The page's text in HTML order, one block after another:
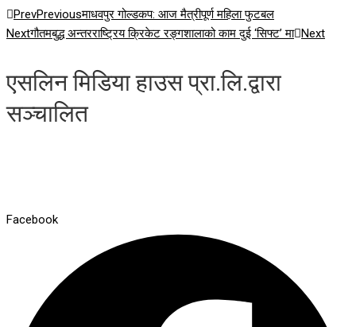
PrevPreviousमाधवपुर गोल्डकप: आज मैत्रीपूर्ण महिला फुटबल
Nextगौतमबुद्ध अन्तरराष्ट्रिय क्रिकेट रङ्गशालाको काम दुई ‘सिफ्ट’ मा Next
एसलिन मिडिया हाउस प्रा.लि.द्वारा
सञ्चालित
Facebook